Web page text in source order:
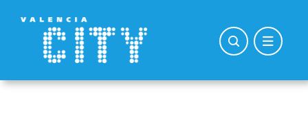
contenido